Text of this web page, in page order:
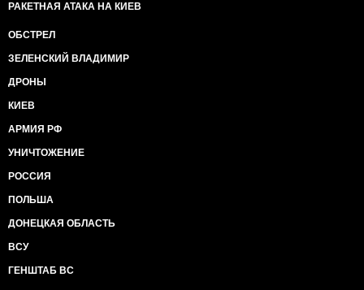
РАКЕТНАЯ АТАКА НА КИЕВ
ОБСТРЕЛ
ЗЕЛЕНСКИЙ ВЛАДИМИР
ДРОНЫ
КИЕВ
АРМИЯ РФ
УНИЧТОЖЕНИЕ
РОССИЯ
ПОЛЬША
ДОНЕЦКАЯ ОБЛАСТЬ
ВСУ
ГЕНШТАБ ВС